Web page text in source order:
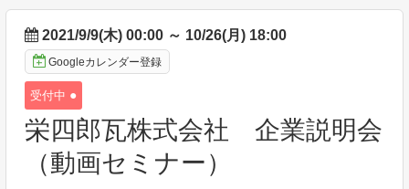
2021/9/9(木) 00:00 ～ 10/26(月) 18:00
Googleカレンダー登録
受付中 ●
栄四郎瓦株式会社 企業説明会
（動画セミナー）